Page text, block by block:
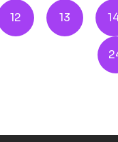
12 13